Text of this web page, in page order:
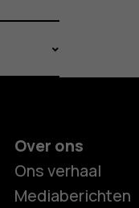
Over ons
Ons verhaal
Mediaberichten